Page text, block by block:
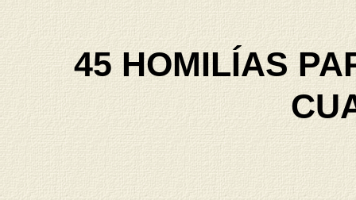
45 HOMILÍAS